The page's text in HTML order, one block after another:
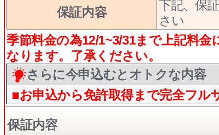
保証内容
下記、保
さい
季節料金の為12/1~3/31まで上記料金
なります。了承ください。
さらに今申込むとオトクな内容
■お申込から免許取得まで完全フル
保証内容